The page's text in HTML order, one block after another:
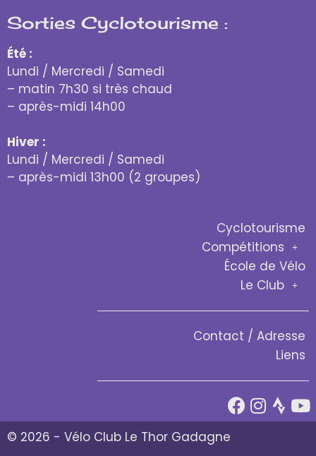
Sorties Cyclotourisme :
Été :
Lundi / Mercredi / Samedi
– matin 7h30 si très chaud
– après-midi 14h00
Hiver :
Lundi / Mercredi / Samedi
– après-midi 13h00 (2 groupes)
Cyclotourisme
Compétitions
École de Vélo
Le Club
Contact / Adresse
Liens
© 2026 - Vélo Club Le Thor Gadagne